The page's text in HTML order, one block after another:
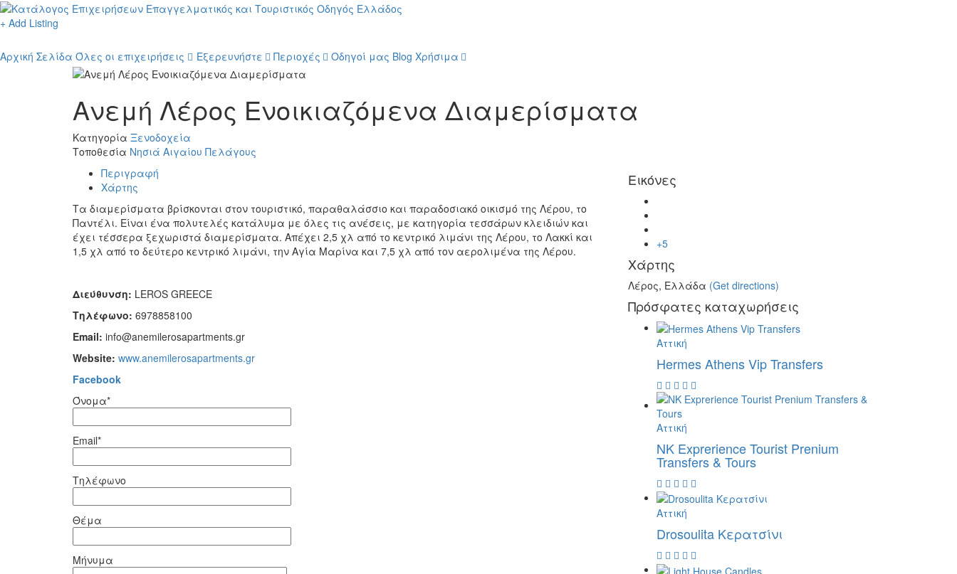
+ Add Listing
Αρχική Σελίδα Όλες οι επιχειρήσεις Εξερευνήστε Περιοχές Οδηγοί μας Blog Χρήσιμα
Ανεμή Λέρος Ενοικιαζόμενα Διαμερίσματα
Κατηγορία Ξενοδοχεία
Τοποθεσία Νησιά Αιγαίου Πελάγους
Περιγραφή
Χάρτης
Τα διαμερίσματα βρίσκονται στον τουριστικό, παραθαλάσσιο και παραδοσιακό οικισμό της Λέρου, το
Παντέλι. Είναι ένα πολυτελές κατάλυμα με όλες τις ανέσεις, με κατηγορία τεσσάρων κλειδιών και
έχει τέσσερα ξεχωριστά διαμερίσματα. Απέχει 2,5 χλ από το κεντρικό λιμάνι της Λέρου, το Λακκί και
1,5 χλ από το δεύτερο κεντρικό λιμάνι, την Αγία Μαρίνα και 7,5 χλ από τον αερολιμένα της Λέρου.
Διεύθυνση: LEROS GREECE
Τηλέφωνο: 6978858100
Email: info@anemilerosapartments.gr
Website: www.anemilerosapartments.gr
Facebook
Όνομα*
Email*
Τηλέφωνο
Θέμα
Μήνυμα
Εικόνες
+5
Χάρτης
Λέρος, Ελλάδα (Get directions)
Πρόσφατες καταχωρήσεις
Αττική
Hermes Athens Vip Transfers
Αττική
NK Exprerience Tourist Prenium
Transfers & Tours
Αττική
Drosoulita Κερατσίνι